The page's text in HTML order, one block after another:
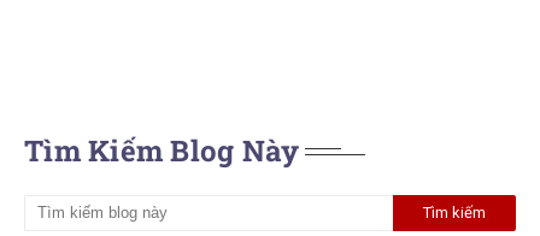
Tìm Kiếm Blog Này